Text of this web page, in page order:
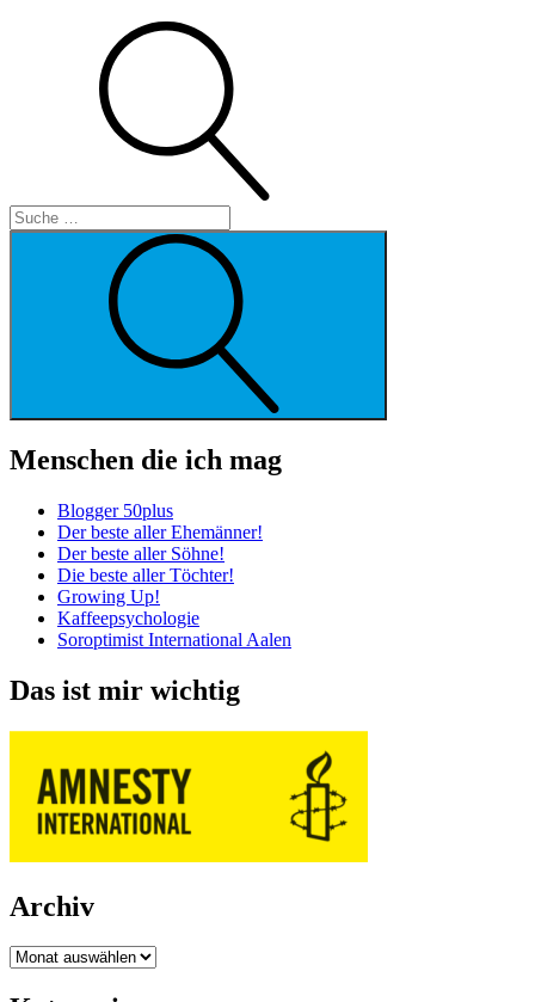
Menschen die ich mag
Blogger 50plus
Der beste aller Ehemänner!
Der beste aller Söhne!
Die beste aller Töchter!
Growing Up!
Kaffeepsychologie
Soroptimist International Aalen
Das ist mir wichtig
Archiv
Archiv